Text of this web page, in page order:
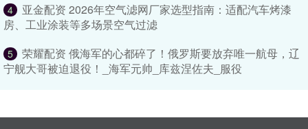
4
亚金配资 2026年空气滤网厂家选型指南：适配汽车烤漆
房、工业涂装等多场景空气过滤
5
荣耀配资 俄海军的心都碎了！俄罗斯要放弃唯一航母，辽
宁舰大哥被迫退役！_海军元帅_库兹涅佐夫_服役